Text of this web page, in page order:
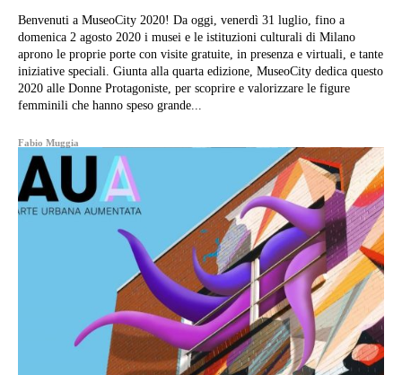
Benvenuti a MuseoCity 2020! Da oggi, venerdì 31 luglio, fino a
domenica 2 agosto 2020 i musei e le istituzioni culturali di Milano
aprono le proprie porte con visite gratuite, in presenza e virtuali, e tante
iniziative speciali. Giunta alla quarta edizione, MuseoCity dedica questo
2020 alle Donne Protagoniste, per scoprire e valorizzare le figure
femminili che hanno speso grande...
Fabio Muggia